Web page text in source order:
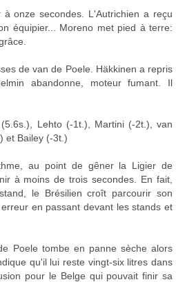
onze secondes. L'Autrichien a reçu
équipier... Moreno met pied à terre:
de van de Poele. Häkkinen a repris
abandonne, moteur fumant. Il
Lehto (-1t.), Martini (-2t.), van
et Bailey (-3t.)
au point de gêner la Ligier de
à moins de trois secondes. En fait,
le Brésilien croît parcourir son
en passant devant les stands et
Poele tombe en panne sèche alors
qu'il lui reste vingt-six litres dans
pour le Belge qui pouvait finir sa